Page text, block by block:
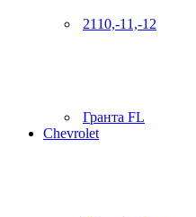
2110,-11,-12
Гранта FL
Chevrolet